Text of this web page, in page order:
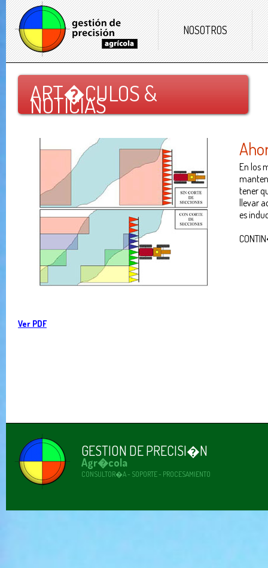
NOSOTROS
ART�CULOS &
NOTICIAS
En los
tener
llevar
es
Ver PDF
GESTION DE PRECISI�N
Agr�cola
CONSULTOR�A - SOPORTE - PROCESAMIENTO